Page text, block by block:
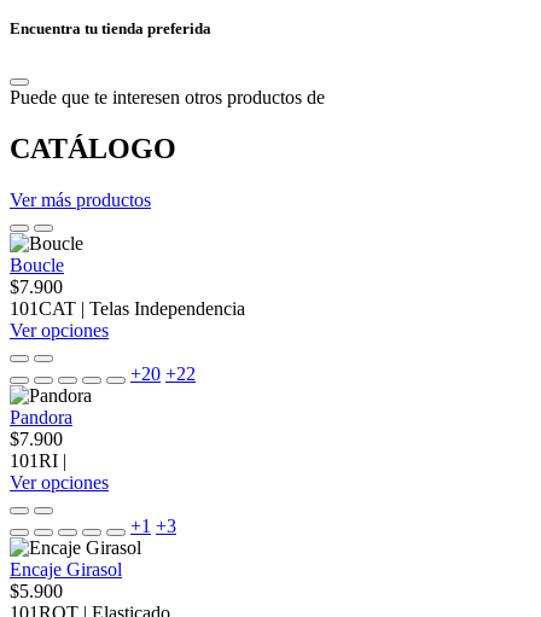
Encuentra tu tienda preferida
Puede que te interesen otros productos de
CATÁLOGO
Ver más productos
Boucle
$7.900
101CAT | Telas Independencia
Ver opciones
+20 +22
Pandora
$7.900
101RI |
Ver opciones
+1 +3
Encaje Girasol
$5.900